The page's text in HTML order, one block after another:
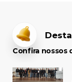
Confira nossos